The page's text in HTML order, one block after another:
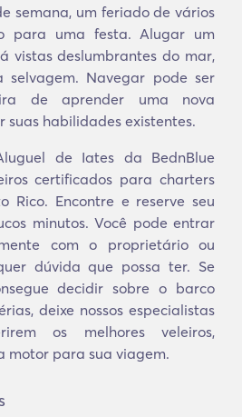
semana, um feriado de vários
para uma festa. Alugar um
vistas deslumbrantes do mar,
Navegar pode ser
de aprender uma nova
habilidades existentes.
de Iates da BednBlue
certificados para charters
Rico. Encontre e reserve seu
minutos. Você pode entrar
com o proprietário ou
dúvida que possa ter. Se
decidir sobre o barco
deixe nossos especialistas
os melhores veleiros,
motor para sua viagem.